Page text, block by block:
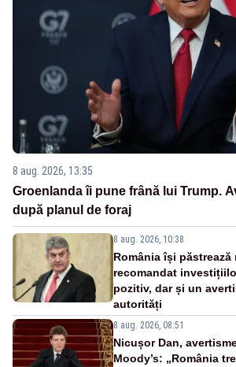
8 aug. 2026, 13:35
Groenlanda îi pune frână lui Trump.
după planul de foraj
8 aug. 2026, 10:38
România își păstrează
recomandat
pozitiv, dar și un
autorități
8 aug. 2026, 08:51
Nicușor Dan,
Moody’s: „România